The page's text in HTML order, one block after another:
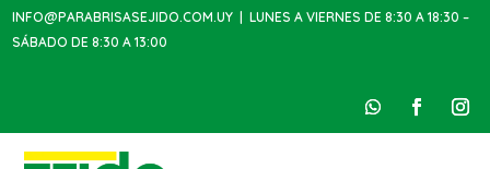
INFO@PARABRISASEJIDO.COM.UY | LUNES A VIERNES DE 8:30 A 18:30 –
SÁBADO DE 8:30 A 13:00